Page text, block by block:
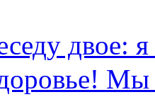
двое:
Мы